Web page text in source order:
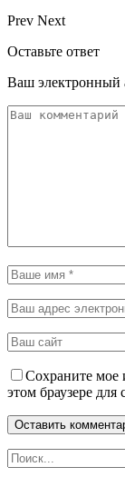
Prev Next
Оставьте ответ
Ваш электронный
Сохраните мое
этом браузере